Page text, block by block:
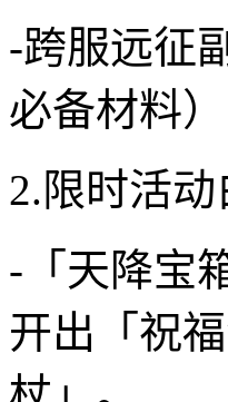
-跨服远征
必备材料
2.限时活
-「天降宝
开出「祝